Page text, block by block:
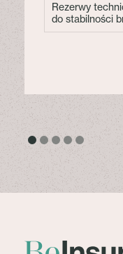
Rezerwy
do stabilności